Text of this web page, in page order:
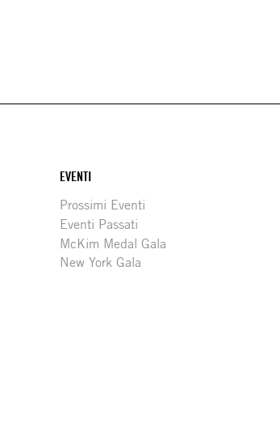
EVENTI
Prossimi Eventi
Eventi Passati
McKim Medal Gala
New York Gala